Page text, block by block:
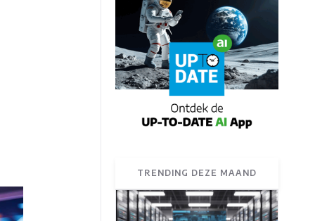
TRENDING DEZE MAAND